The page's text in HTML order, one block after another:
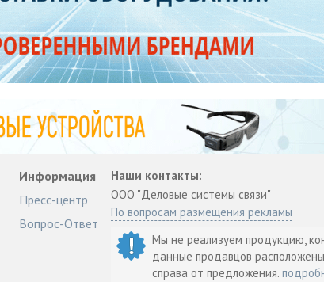
Информация
Пресс-центр
Вопрос-Ответ
Наши контакты:
ООО "Деловые системы связи"
По вопросам размещения рекламы
Мы не реализуем продукцию,
данные продавцов
справа от предложения.